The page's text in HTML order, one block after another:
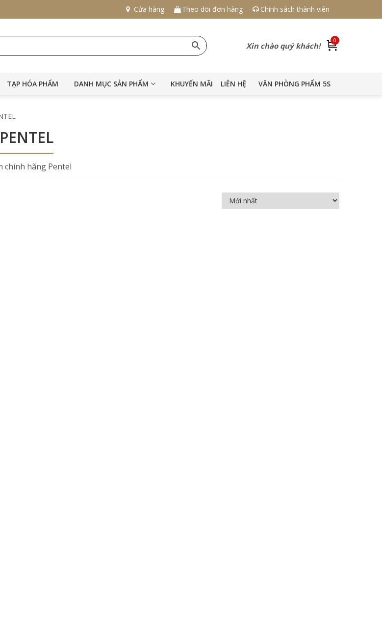
Cửa hàng Theo dõi đơn hàng Chính sách thành viên
Xin chào quý khách!
0
TẠP HÓA PHẨM DANH MỤC SẢN PHẨM KHUYẾN MÃI LIÊN HỆ VĂN PHÒNG PHẨM 5S
chính hãng Pentel